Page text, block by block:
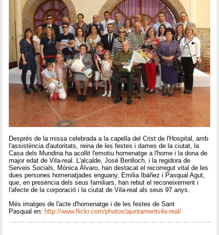
Després de la missa celebrada a la capella del Crist de l'Hospital, amb
l'assistència d'autoritats, reina de les festes i dames de la ciutat, la
Casa dels Mundina ha acollit l'emotiu homenatge a l'home i la dona de
major edat de Vila-real. L'alcalde, José Benlloch, i la regidora de
Serveis Socials, Mònica Àlvaro, han destacat el recorregut vital de les
dues persones homenatjades enguany, Emilia Ibáñez i Pasqual Agut,
que, en presència dels seus familiars, han rebut el reconeixement i
l'afecte de la corporació i la ciutat de Vila-real als seus 97 anys.
Més imatges de l'acte d'homenatge i de les festes de Sant
Pasqual en: http://www.flickr.com/photos/ajuntamentvila-real/